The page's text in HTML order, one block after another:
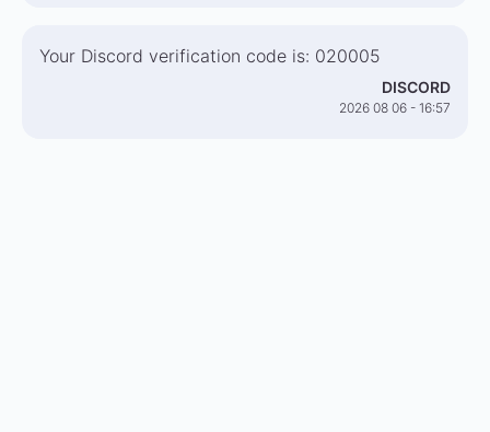
Your Discord verification code is: 020005
DISCORD
2026 08 06 - 16:57